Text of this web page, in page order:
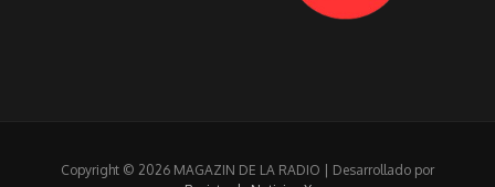
Copyright © 2026 MAGAZIN DE LA RADIO | Desarrollado por